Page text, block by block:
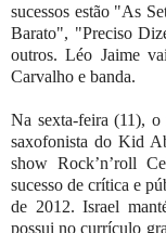
sucessos estão "As
Barato", "Preciso
outros. Léo Jaime
Carvalho e banda.
Na sexta-feira (11),
saxofonista do Kid
show Rock’n’roll
sucesso de crítica e
de 2012. Israel
possui no currículo